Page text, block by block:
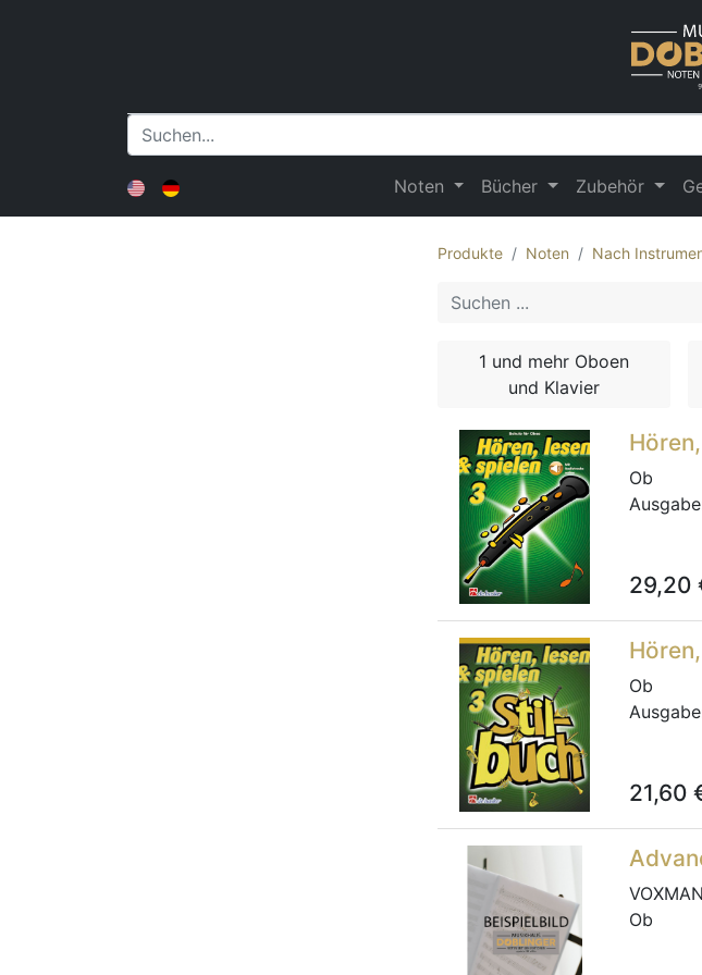
Noten Bücher Zubehör
Produkte Noten Nach
1 und mehr Oboen
und Klavier
Ob
29,20
Ob
21,60
Ob